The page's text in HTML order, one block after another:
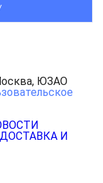
ЮЗАО
ДОСТАВКА И